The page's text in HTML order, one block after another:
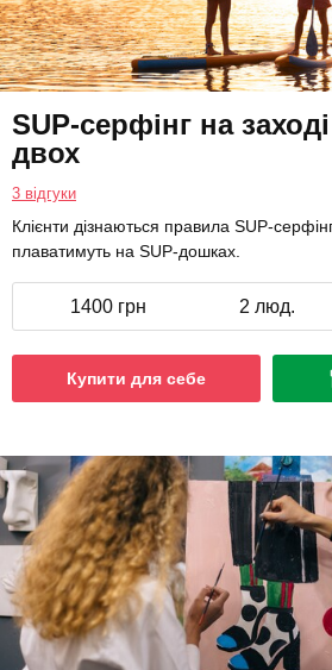
SUP-серфінг на
двох
3 відгуки
Клієнти дізнаються правила SUP-
плаватимуть на SUP-дошках.
1400 грн 2 люд.
Купити для себе